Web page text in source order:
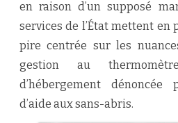
en raison d’un supposé
services de l’État mettent en
pire centrée sur les
gestion au
d’hébergement dénoncée
d’aide aux sans-abris.